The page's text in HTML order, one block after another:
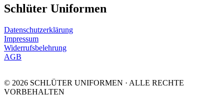
Schlüter Uniformen
Datenschutzerklärung
Impressum
Widerrufsbelehrung
AGB
© 2026 SCHLÜTER UNIFORMEN · ALLE RECHTE
VORBEHALTEN